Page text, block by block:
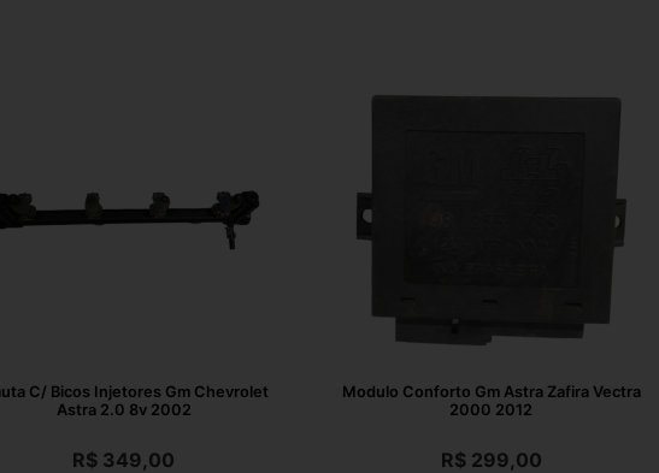
C/ Bicos Injetores Gm Chevrolet
Astra 2.0 8v 2002
R$ 349,00
Modulo Conforto Gm Astra Zafira Vectra
2000 2012
R$299,00